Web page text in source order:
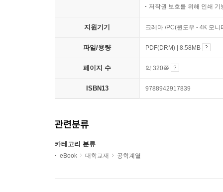
저작권 보호를 위해 인쇄 기
지원기기 크레마 /PC(윈도우 - 4K 모
파일/용량 PDF(DRM) | 8.58MB
페이지 수 약 320쪽
ISBN13 9788942917839
관련분류
카테고리 분류
eBook 대학교재 공학계열